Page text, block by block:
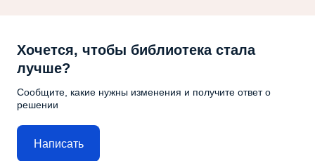
Хочется, чтобы библиотека стала
лучше?
Сообщите, какие нужны изменения и получите ответ о
решении
Написать